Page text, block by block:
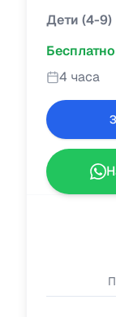
Дети (4-9)
Бесплатно
4 часа